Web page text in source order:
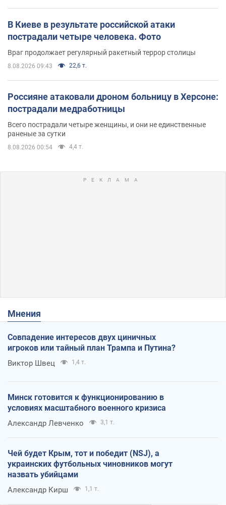
В Киеве в результате российской атаки
пострадали четыре человека. Фото
Враг продолжает регулярный ракетный террор столицы
8.08.2026 09:43 22,6 т.
Россияне атаковали дроном больницу в Херсоне:
пострадали медработницы
Всего пострадали четыре женщины, и они не единственные
раненые за сутки
8.08.2026 00:54 4,4 т.
Мнения
Совпадение интересов двух циничных
игроков или тайный план Трампа и Путина?
Виктор Швец 1,4 т.
Минск готовится к функционированию в
условиях масштабного военного кризиса
Александр Левченко 3,1 т.
Чей будет Крым, тот и победит (NSJ), а
украинских футбольных чиновников могут
назвать убийцами
Александр Кирш 1,1 т.